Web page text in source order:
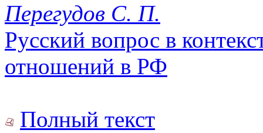
Перегудов С. П.
Русский вопрос в
отношений в РФ
Полный текст